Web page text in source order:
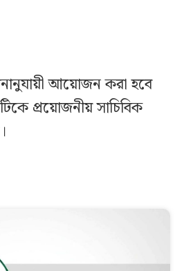
আয়োজন করা হবে
প্রয়োজনীয় সাচিবিক